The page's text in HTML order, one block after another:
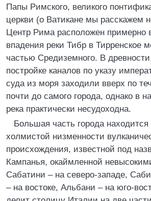
Папы Римского, великого
церкви (о Ватикане мы расскажем
Центр Рима расположен примерно
впадения реки Тибр в Тирренское
частью Средиземного. В
постройке каналов по указу
суда из моря заходили вверх по
почти до самого города, однако в
река практически несудоходна.
Большая часть города находится
холмистой низменности
происхождения, известной под
Кампанья, окаймленной
Сабатини – на северо-западе,
– на востоке, Альбани – на юго-